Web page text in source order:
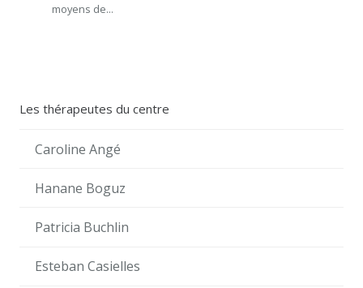
moyens de...
Les thérapeutes du centre
Caroline Angé
Hanane Boguz
Patricia Buchlin
Esteban Casielles